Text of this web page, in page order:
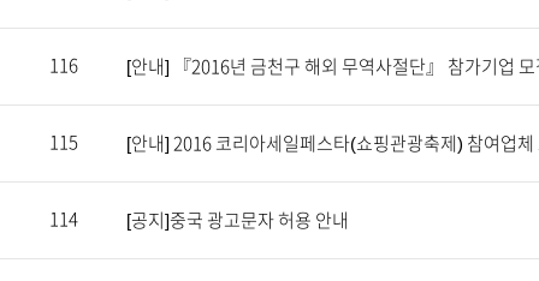
116 [안내] 『2016년 금천구 해외 무역사절단』 참가기업 모
115 [안내] 2016 코리아세일페스타(쇼핑관광축제) 참여업체
114 [공지]중국 광고문자 허용 안내